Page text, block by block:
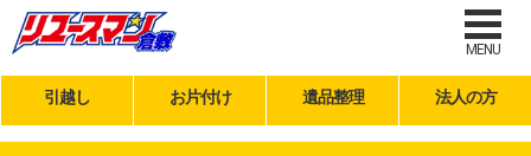
MENU
引越し お片付け 遺品整理 法人の方